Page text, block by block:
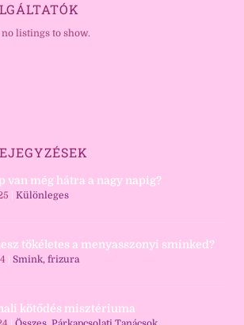
listings to show.
van még hátra a nagy napig?
|Különleges
tökéletes a menyasszonyi sminked?
|Smink, frizura
kötődés misztériuma